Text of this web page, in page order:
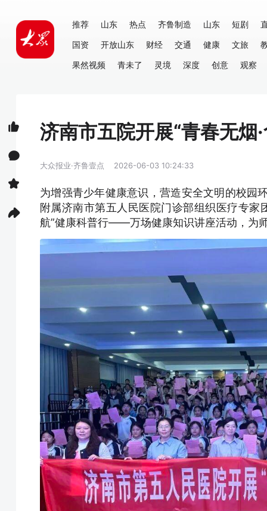
推荐 山东 热点 齐鲁制造 山东 短剧
国资
开放山东 财经 交通 健康 文旅
果然视频
青未了 灵境 深度 创意 观察
济南市五院开展“青春无烟
大众报业·齐鲁壹点 2026-06-03 10:24:33
为增强青少年健康意识，营造安全文明的校园
附属济南市第五人民医院门诊部组织医疗专家
航”健康科普行——万场健康知识讲座活动，为